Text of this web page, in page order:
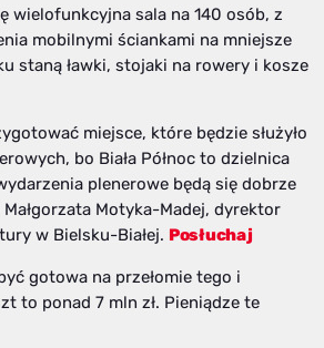
wielofunkcyjna sala na 140 osób, z
mobilnymi ściankami na mniejsze
staną ławki, stojaki na rowery i kosze
miejsce, które będzie służyło
bo Biała Północ to dzielnica
plenerowe będą się dobrze
Motyka-Madej, dyrektor
w Bielsku-Białej. Posłuchaj
gotowa na przełomie tego i
to ponad 7 mln zł. Pieniądze te